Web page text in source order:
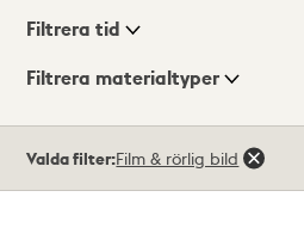
Visningsläge
Filtrera tid
Filtrera materialtyper
träffar
Valda filter:Film & rörlig bild